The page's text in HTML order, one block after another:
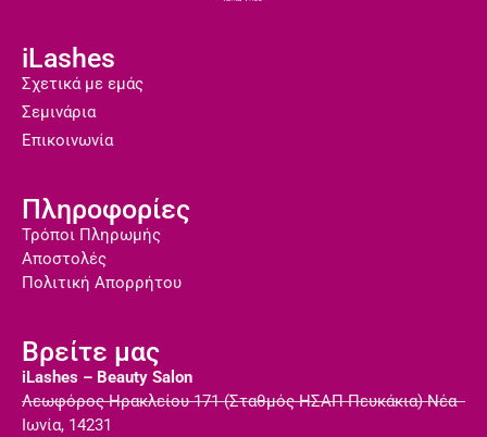
iLashes
Σχετικά με εμάς
Σεμινάρια
Επικοινωνία
Πληροφορίες
Τρόποι Πληρωμής
Αποστολές
Πολιτική Απορρήτου
Βρείτε μας
iLashes – Beauty Salon
Λεωφόρος Ηρακλείου 171 (Σταθμός ΗΣΑΠ Πευκάκια) Νέα
Ιωνία, 14231